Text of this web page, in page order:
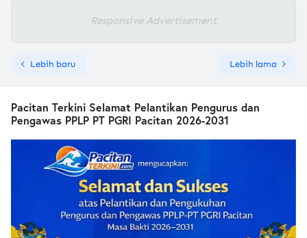
Responsive Advertisement
Lebih baru Lebih lama
Pacitan Terkini Selamat Pelantikan Pengurus dan
Pengawas PPLP PT PGRI Pacitan 2026-2031